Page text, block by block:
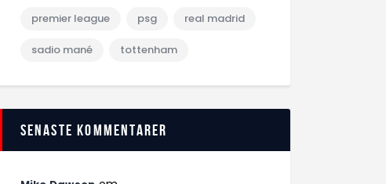
premier league psg real madrid
sadio mané tottenham
Senaste kommentarer